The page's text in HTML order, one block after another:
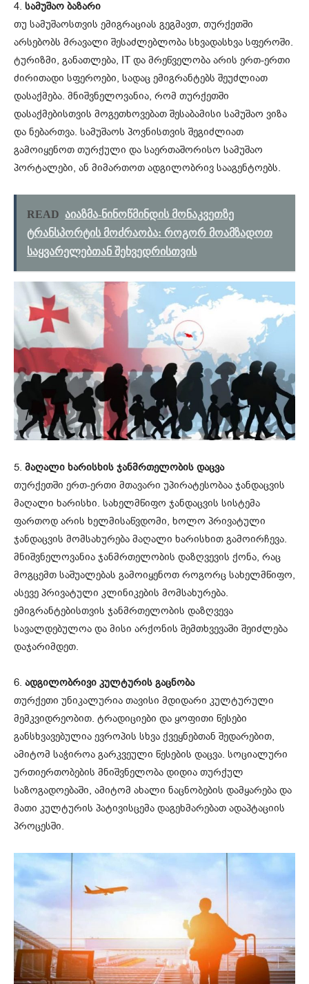
4. სამუშაო ბაზარი
თუ სამუშაოსთვის ემიგრაციას გეგმავთ, თურქეთში
არსებობს მრავალი შესაძლებლობა სხვადასხვა სფეროში.
ტურიზმი, განათლება, IT და მრეწველობა არის ერთ-ერთი
ძირითადი სფეროები, სადაც ემიგრანტებს შეუძლიათ
დასაქმება. მნიშვნელოვანია, რომ თურქეთში
დასაქმებისთვის მოგეთხოვებათ შესაბამისი სამუშაო ვიზა
და ნებართვა. სამუშაოს პოვნისთვის შეგიძლიათ
გამოიყენოთ თურქული და საერთაშორისო სამუშაო
პორტალები, ან მიმართოთ ადგილობრივ სააგენტოებს.
READ აიაზმა-ნინოწმინდის მონაკვეთზე
ტრანსპორტის მოძრაობა: როგორ მოამზადოთ
საყვარელებთან შეხვედრისთვის
5. მაღალი ხარისხის ჯანმრთელობის დაცვა
თურქეთში ერთ-ერთი მთავარი უპირატესობაა ჯანდაცვის
მაღალი ხარისხი. სახელმწიფო ჯანდაცვის სისტემა
ფართოდ არის ხელმისაწვდომი, ხოლო პრივატული
ჯანდაცვის მომსახურება მაღალი ხარისხით გამოირჩევა.
მნიშვნელოვანია ჯანმრთელობის დაზღვევის ქონა, რაც
მოგცემთ საშუალებას გამოიყენოთ როგორც სახელმწიფო,
ასევე პრივატული კლინიკების მომსახურება.
ემიგრანტებისთვის ჯანმრთელობის დაზღვევა
სავალდებულოა და მისი არქონის შემთხვევაში შეიძლება
დაჯარიმდეთ.
6. ადგილობრივი კულტურის გაცნობა
თურქეთი უნიკალურია თავისი მდიდარი კულტურული
მემკვიდრეობით. ტრადიციები და ყოფითი წესები
განსხვავებულია ევროპის სხვა ქვეყნებთან შედარებით,
ამიტომ საჭიროა გარკვეული წესების დაცვა. სოციალური
ურთიერთობების მნიშვნელობა დიდია თურქულ
საზოგადოებაში, ამიტომ ახალი ნაცნობების დამყარება და
მათი კულტურის პატივისცემა დაგეხმარებათ ადაპტაციის
პროცესში.